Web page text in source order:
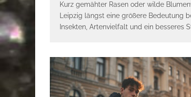
Kurz gemähter Rasen oder wilde
Leipzig längst eine größere Bedeutung
Insekten, Artenvielfalt und ein besseres